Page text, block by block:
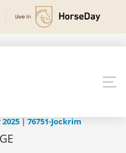
| 76751-Jockrim